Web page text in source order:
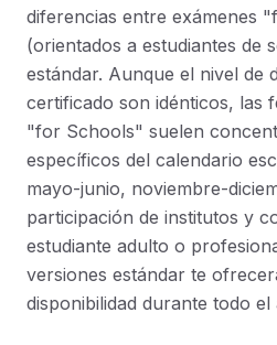
diferencias entre exámenes
(orientados a estudiantes de
estándar. Aunque el nivel de
certificado son idénticos, las
"for Schools" suelen
específicos del calendario
mayo-junio, noviembre-
participación de institutos y
estudiante adulto o
versiones estándar te
disponibilidad durante todo el